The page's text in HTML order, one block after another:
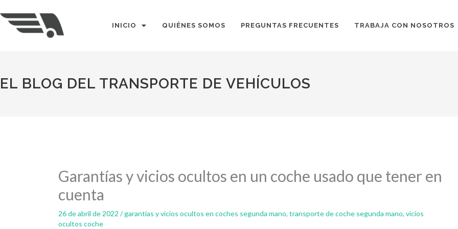
al
contenido
INICIO QUIÉNES SOMOS PREGUNTAS FRECUENTES TRABAJA CON NOSOTROS
EL BLOG DEL TRANSPORTE DE VEHÍCULOS
Garantías y vicios ocultos en un coche usado que tener en
cuenta
26 de abril de 2022 /garantias y vicios ocultos en coches segunda mano, transporte de coche segunda mano, vicios
ocultos coche